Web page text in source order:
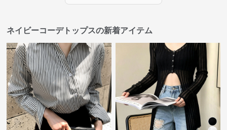
ネイビーコーデトップスの新着アイテム